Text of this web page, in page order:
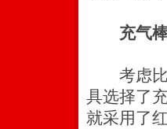
充气
考虑比
具选择了
就采用了